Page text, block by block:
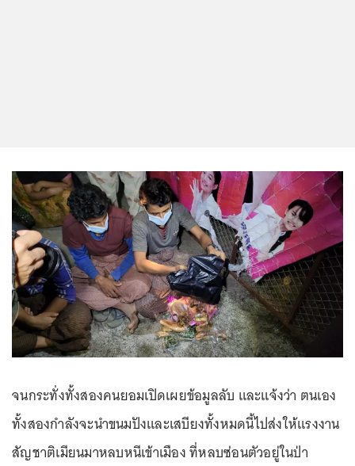
จนกระทั่งทั้งสองคนยอมเปิดเผยข้อมูลลับ และแจ้งว่า ตนเอง
ทั้งสองกำลังจะนำขนมปังและเสบียงทั้งหมดนี้ไปส่งให้แรงงาน
สัญชาติเมียนมาหลบหนีเข้าเมือง ที่หลบซ่อนตัวอยู่ในป่า